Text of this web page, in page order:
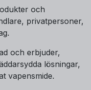
och
privatpersoner,
och erbjuder,
lösningar,
vapensmide.